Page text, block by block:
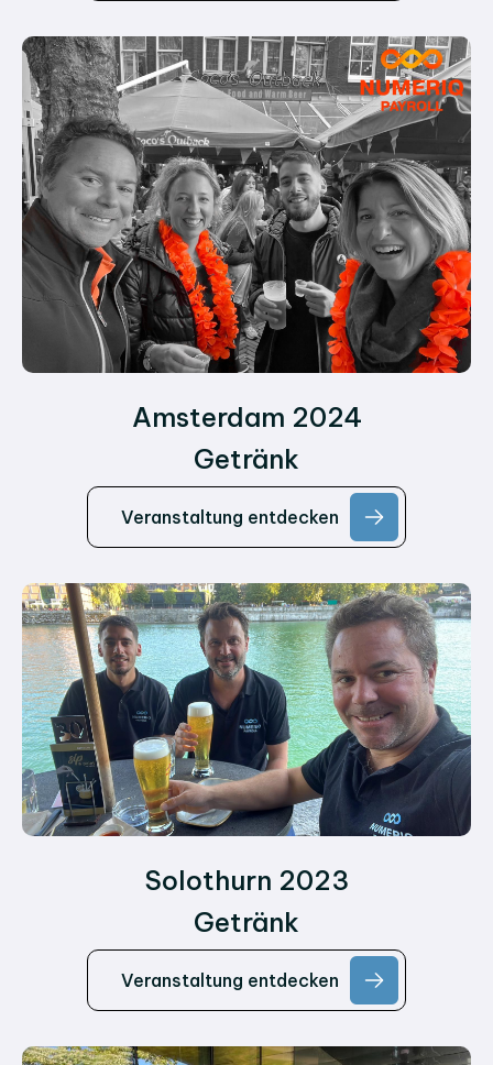
Amsterdam 2024
Getränk
Veranstaltung entdecken
Solothurn 2023
Getränk
Veranstaltung entdecken